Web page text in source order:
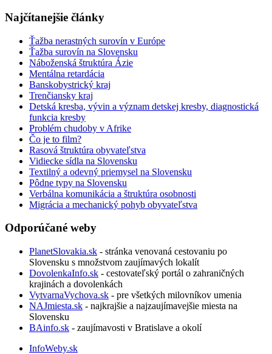
Najčítanejšie články
Ťažba nerastných surovín v Európe
Ťažba surovín na Slovensku
Náboženská štruktúra Ázie
Mentálna retardácia
Banskobystrický kraj
Trenčiansky kraj
Detská kresba, vývin a význam detskej kresby, diagnostická
funkcia kresby
Problém chudoby v Afrike
Čo je to film?
Rasová štruktúra obyvateľstva
Vidiecke sídla na Slovensku
Textilný a odevný priemysel na Slovensku
Pôdne typy na Slovensku
Verbálna komunikácia a štruktúra osobnosti
Migrácia a mechanický pohyb obyvateľstva
Odporúčané weby
PlanetSlovakia.sk - stránka venovaná cestovaniu po
Slovensku s množstvom zaujímavých lokalít
DovolenkaInfo.sk - cestovateľský portál o zahraničných
krajinách a dovolenkách
VytvarnaVychova.sk - pre všetkých milovníkov umenia
NAJmiesta.sk - najkrajšie a najzaujímavejšie miesta na
Slovensku
BAinfo.sk - zaujímavosti v Bratislave a okolí
InfoWeby.sk